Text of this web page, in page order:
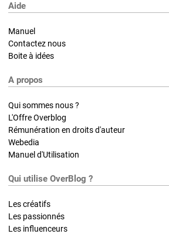
Aide
Manuel
Contactez nous
Boite à idées
A propos
Qui sommes nous ?
L'Offre Overblog
Rémunération en droits d'auteur
Webedia
Manuel d'Utilisation
Qui utilise OverBlog ?
Les créatifs
Les passionnés
Les influenceurs